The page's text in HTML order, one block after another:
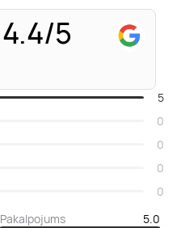
4.4/5
5
0
0
0
0
Pakalpojums
5.0